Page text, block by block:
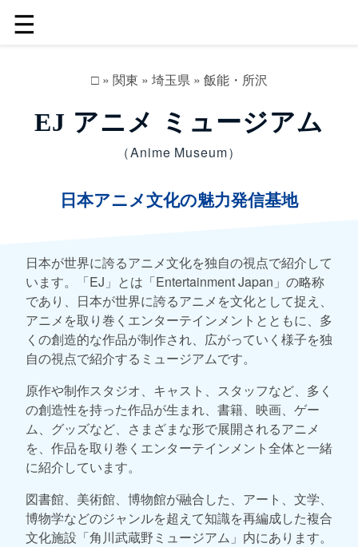
☰
□» 関東 » 埼玉県» 飯能・所沢
EJ アニメ ミュージアム
（Anime Museum）
日本アニメ文化の魅力発信基地
日本が世界に誇るアニメ文化を独自の視点で紹介して
います。「EJ」とは「Entertainment Japan」の略称
であり、日本が世界に誇るアニメを文化として捉え、
アニメを取り巻くエンターテインメントとともに、多
くの創造的な作品が制作され、広がっていく様子を独
自の視点で紹介するミュージアムです。
原作や制作スタジオ、キャスト、スタッフなど、多く
の創造性を持った作品が生まれ、書籍、映画、ゲー
ム、グッズなど、さまざまな形で展開されるアニメ
を、作品を取り巻くエンターテインメント全体と一緒
に紹介しています。
図書館、美術館、博物館が融合した、アート、文学、
博物学などのジャンルを超えて知識を再編成した複合
文化施設「角川武蔵野ミュージアム」内にあります。